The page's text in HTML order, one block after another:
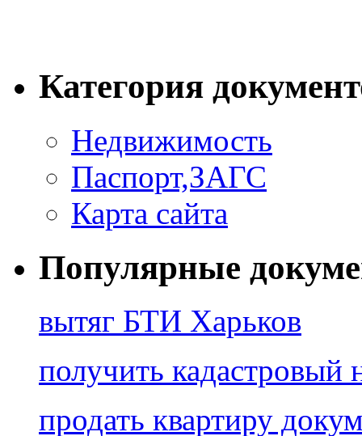
Категория
Недвижимость
Паспорт,ЗАГС
Карта сайта
Популярные
вытяг БТИ Харьков
получить кадастровый
продать квартиру